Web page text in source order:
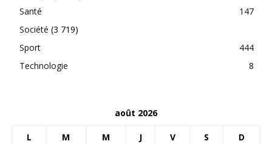
Santé
147
Société (3 719)
Sport
444
Technologie
8
août 2026
L M M J V S D